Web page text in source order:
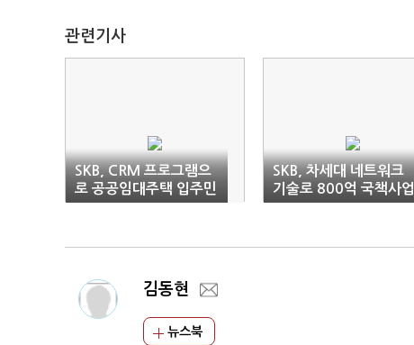
관련기사
SKB, CRM 프로그램으
로 공공임대주택 입주민
편의 높인다
SKB, 차세대 네트워크
기술로 800억 국책사업
따냈다
김동현
뉴스북